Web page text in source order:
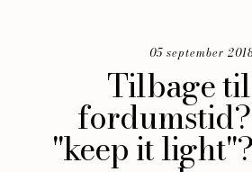
05 september
Tilbage
"keep it